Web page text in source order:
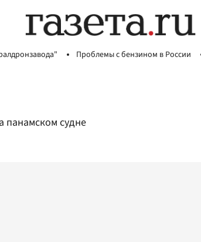
Проблемы с бензином в России
панамском судне